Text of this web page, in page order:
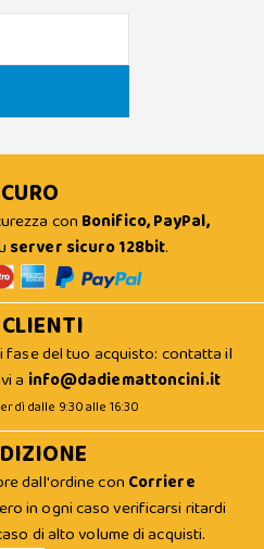
con Bonifico, PayPal,
server sicuro 128bit.
fase del tuo acquisto: contatta il
a info@dadiemattoncini.it
dalle 9:30 alle 16:30
dall'ordine con Corriere
in ogni caso verificarsi ritardi
di alto volume di acquisti.